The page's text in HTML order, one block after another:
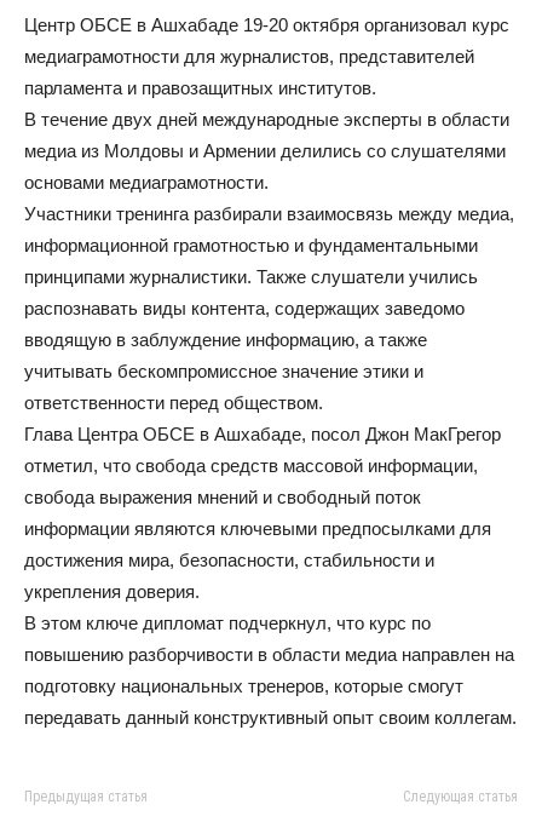
Центр ОБСЕ в Ашхабаде 19-20 октября организовал курс
медиаграмотности для журналистов, представителей
парламента и правозащитных институтов.
В течение двух дней международные эксперты в области
медиа из Молдовы и Армении делились со слушателями
основами медиаграмотности.
Участники тренинга разбирали взаимосвязь между медиа,
информационной грамотностью и фундаментальными
принципами журналистики. Также слушатели учились
распознавать виды контента, содержащих заведомо
вводящую в заблуждение информацию, а также
учитывать бескомпромиссное значение этики и
ответственности перед обществом.
Глава Центра ОБСЕ в Ашхабаде, посол Джон МакГрегор
отметил, что свобода средств массовой информации,
свобода выражения мнений и свободный поток
информации являются ключевыми предпосылками для
достижения мира, безопасности, стабильности и
укрепления доверия.
В этом ключе дипломат подчеркнул, что курс по
повышению разборчивости в области медиа направлен на
подготовку национальных тренеров, которые смогут
передавать данный конструктивный опыт своим коллегам.
Предыдущая статья Следующая статья